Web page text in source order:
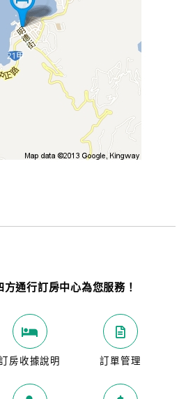
通行訂房中心為您服務！
房收據說明 訂單管理